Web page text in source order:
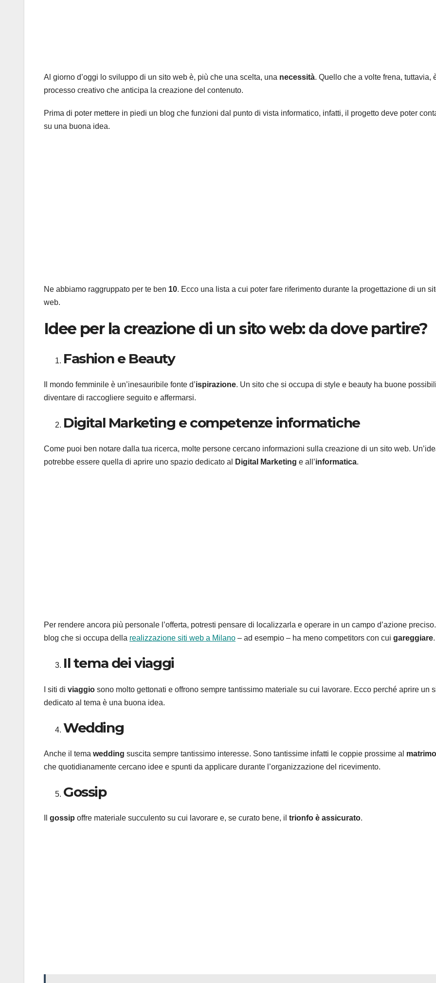
Al giorno d’oggi lo sviluppo di un sito web è, più che una scelta, una necessità. Quello che a volte frena, tuttavia,
processo creativo che anticipa la creazione del contenuto.
Prima di poter mettere in piedi un blog che funzioni dal punto di vista informatico, infatti, il progetto deve poter
su una buona idea.
Ne abbiamo raggruppato per te ben 10. Ecco una lista a cui poter fare riferimento durante la progettazione di un
web.
Idee per la creazione di un sito web: da dove partire?
Fashion e Beauty
Il mondo femminile è un’inesauribile fonte d’ispirazione. Un sito che si occupa di style e beauty ha buone
diventare di raccogliere seguito e affermarsi.
Digital Marketing e competenze informatiche
Come puoi ben notare dalla tua ricerca, molte persone cercano informazioni sulla creazione di un sito web.
potrebbe essere quella di aprire uno spazio dedicato al
Digital Marketing e all’informatica.
Per rendere ancora più personale l’offerta, potresti pensare di localizzarla e operare in un campo d’azione
blog che si occupa della realizzazione siti web a Milano – ad esempio – ha meno competitors con cui gareggiare.
Il tema dei viaggi
I siti di viaggio sono molto gettonati e offrono sempre tantissimo materiale su cui lavorare. Ecco perché aprire un
dedicato al tema è una buona idea.
Wedding
Anche il tema wedding suscita sempre tantissimo interesse. Sono tantissime infatti le coppie prossime al
che quotidianamente cercano idee e spunti da applicare durante l’organizzazione del ricevimento.
Gossip
gossip offre materiale succulento su cui lavorare e, se curato bene, il trionfo è assicurato.